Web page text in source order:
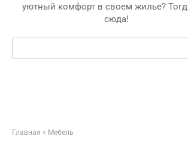
уютный комфорт в своем жилье?
сюда!
Поиск:
Главная » Мебель